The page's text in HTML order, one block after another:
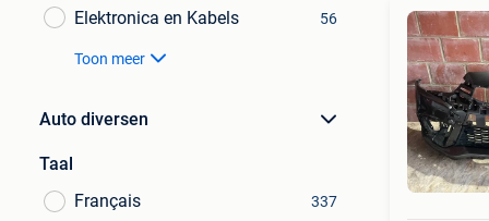
Elektronica en Kabels 56
Toon meer
Auto diversen
Taal
Français
337